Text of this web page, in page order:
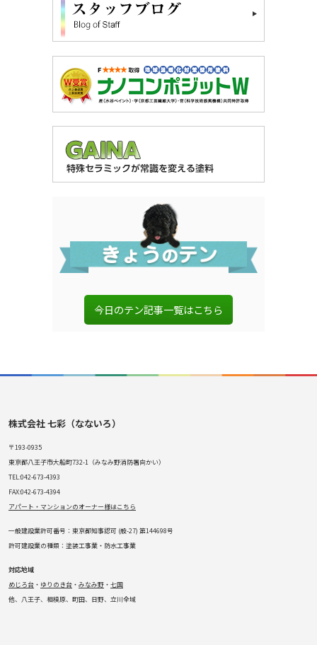
今日のテン記事一覧はこちら
株式会社 七彩（なないろ）
〒193-0935
東京都八王子市大船町732-1（みなみ野消防署向かい）
TEL:042-673-4393
FAX:042-673-4394
アパート・マンションのオーナー様はこちら
一般建設業許可番号：東京都知事認可 (般-27) 第144698号
許可建設業の種類：塗装工事業・防水工事業
対応地域
めじろ台 ・ ゆりのき台 ・ みなみ野 ・ 七国
他、八王子、相模原、町田、日野、立川全域